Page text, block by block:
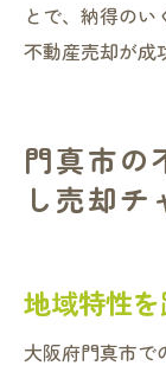
とで、納得の
不動産売却が成
門真市の
し売却チ
地域特性
大阪府門真市で